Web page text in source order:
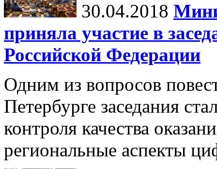
30.04.2018
приняла участие в
Российской Федерации
Одним из вопросов
Петербурге заседания
контроля качества
региональные аспекты